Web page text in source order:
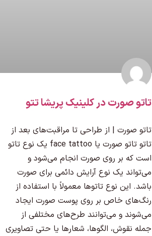
تاتو صورت در کلینیک پریشا تتو
تاتو صورت | از طراحی تا مراقبت‌های بعد از
تاتو تاتو صورت یا face tattoo یک نوع تاتو
است که بر روی صورت انجام می‌شود و
می‌تواند یک نوع آرایش دائمی برای صورت
باشد. این نوع تاتوها معمولاً با استفاده از
رنگ‌های خاص بر روی پوست صورت ایجاد
می‌شوند و می‌توانند طرح‌های مختلفی از
جمله نقوش، الگوها، شعارها یا حتی تصاویری